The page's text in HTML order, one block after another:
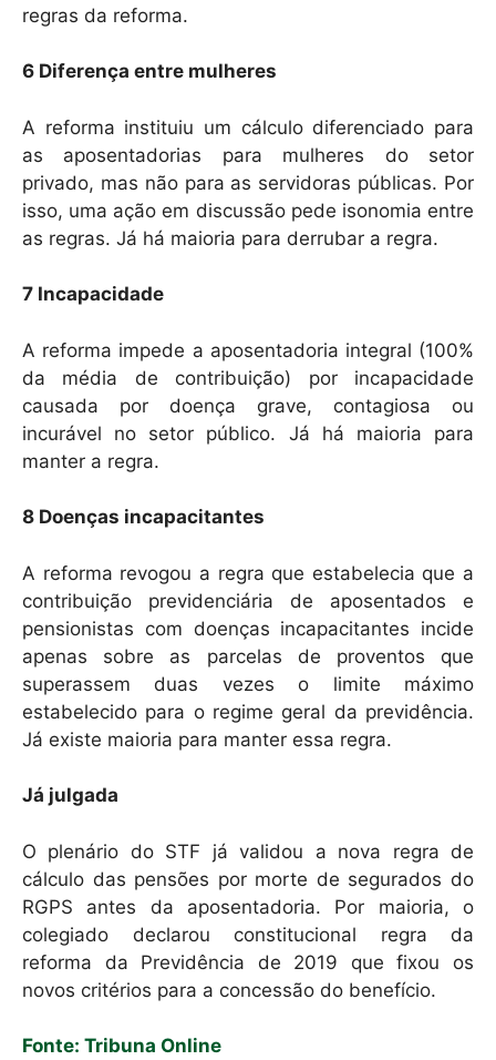
regras da reforma.
6 Diferença entre mulheres
A reforma instituiu um cálculo diferenciado para
as aposentadorias para mulheres do setor
privado, mas não para as servidoras públicas. Por
isso, uma ação em discussão pede isonomia entre
as regras. Já há maioria para derrubar a regra.
7 Incapacidade
A reforma impede a aposentadoria integral (100%
da média de contribuição) por incapacidade
causada por doença grave, contagiosa ou
incurável no setor público. Já há maioria para
manter a regra.
8 Doenças incapacitantes
A reforma revogou a regra que estabelecia que a
contribuição previdenciária de aposentados e
pensionistas com doenças incapacitantes incide
apenas sobre as parcelas de proventos que
superassem duas vezes o limite máximo
estabelecido para o regime geral da previdência.
Já existe maioria para manter essa regra.
Já julgada
O plenário do STF já validou a nova regra de
cálculo das pensões por morte de segurados do
RGPS antes da aposentadoria. Por maioria, o
colegiado declarou constitucional regra da
reforma da Previdência de 2019 que fixou os
novos critérios para a concessão do benefício.
Fonte: Tribuna Online